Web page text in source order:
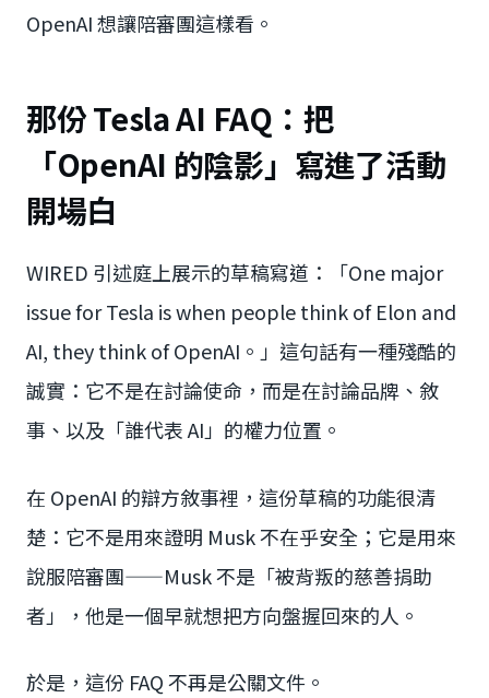
OpenAI 想讓陪審團這樣看。
那份 Tesla AI FAQ：把
「OpenAI 的陰影」寫進了活動
開場白
WIRED 引述庭上展示的草稿寫道：「One major
issue for Tesla is when people think of Elon and
AI, they think of OpenAI。」這句話有一種殘酷的
誠實：它不是在討論使命，而是在討論品牌、敘
事、以及「誰代表 AI」的權力位置。
在 OpenAI 的辯方敘事裡，這份草稿的功能很清
楚：它不是用來證明 Musk 不在乎安全；它是用來
說服陪審團——Musk 不是「被背叛的慈善捐助
者」，他是一個早就想把方向盤握回來的人。
於是，這份 FAQ 不再是公關文件。